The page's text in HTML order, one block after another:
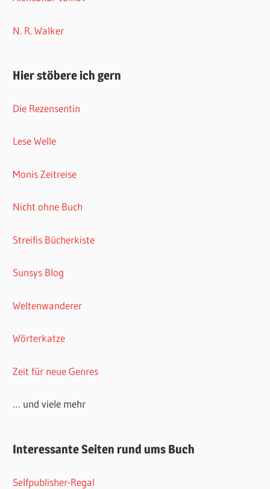
N. R. Walker
Hier stöbere ich gern
Die Rezensentin
Lese Welle
Monis Zeitreise
Nicht ohne Buch
Streifis Bücherkiste
Sunsys Blog
Weltenwanderer
Wörterkatze
Zeit für neue Genres
… und viele mehr
Interessante Seiten rund ums Buch
Selfpublisher-Regal